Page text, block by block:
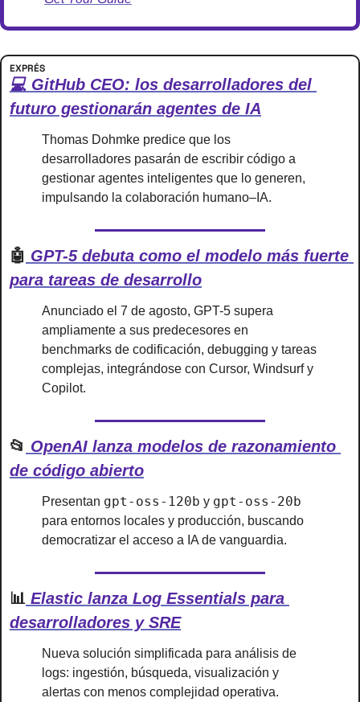
EXPRÉS
💻 GitHub CEO: los desarrolladores del
futuro gestionarán agentes de IA
Thomas Dohmke predice que los
desarrolladores pasarán de escribir código a
gestionar agentes inteligentes que lo generen,
impulsando la colaboración humano–IA.
🤖 GPT-5 debuta como el modelo más fuerte
para tareas de desarrollo
Anunciado el 7 de agosto, GPT-5 supera
ampliamente a sus predecesores en
benchmarks de codificación, debugging y tareas
complejas, integrándose con Cursor, Windsurf y
Copilot.
📂 OpenAI lanza modelos de razonamiento
de código abierto
Presentan gpt-oss-120b y gpt-oss-20b
para entornos locales y producción, buscando
democratizar el acceso a IA de vanguardia.
📊 Elastic lanza Log Essentials para
desarrolladores y SRE
Nueva solución simplificada para análisis de
logs: ingestión, búsqueda, visualización y
alertas con menos complejidad operativa.